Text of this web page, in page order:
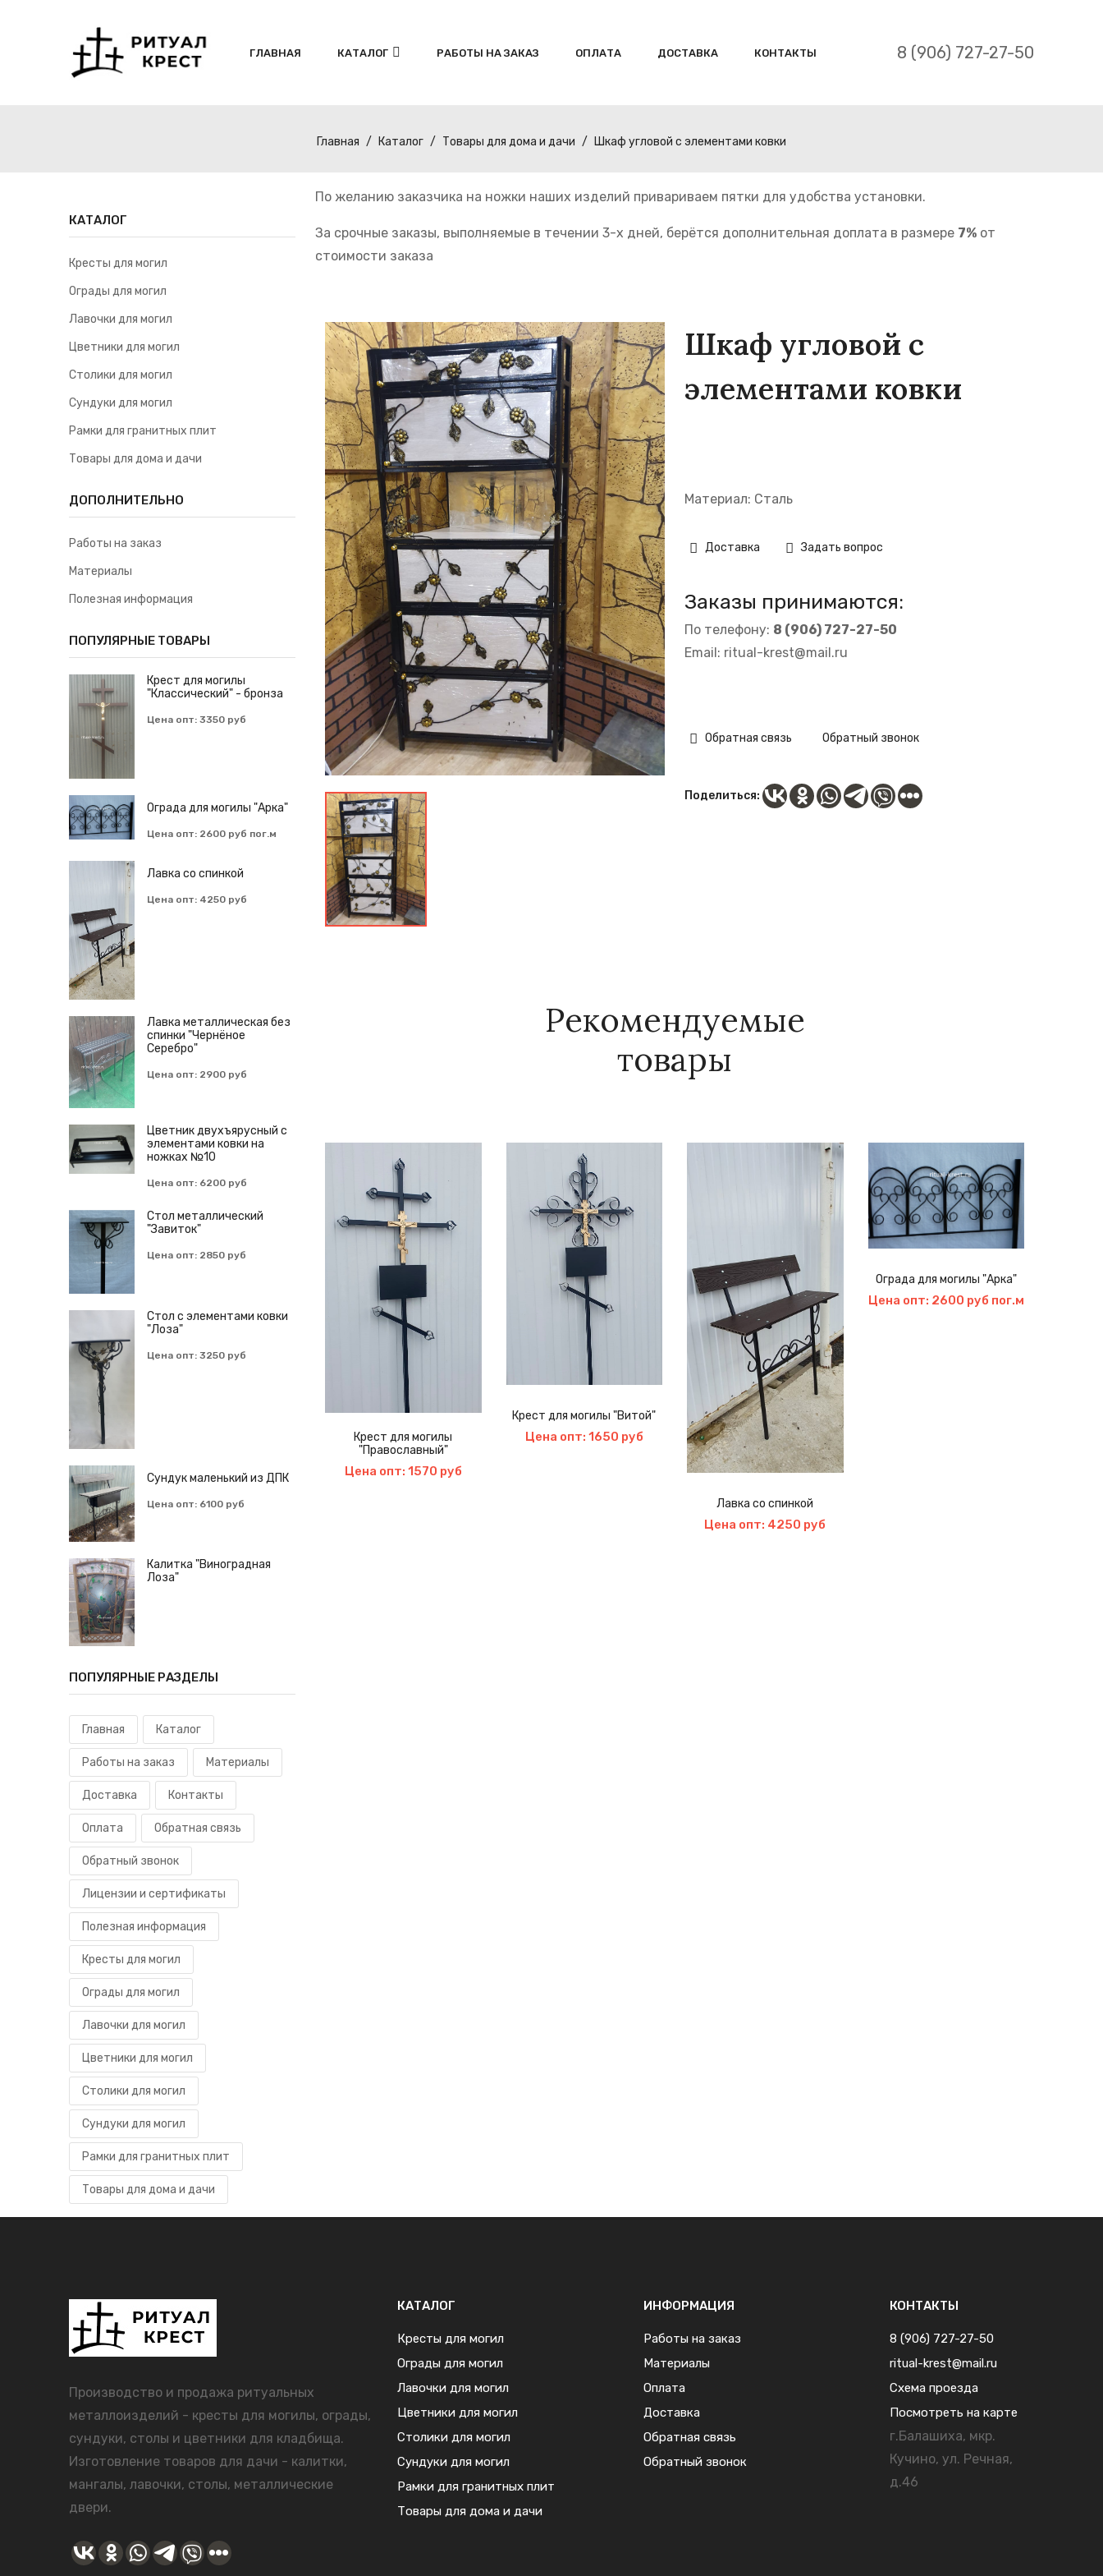
ГЛАВНАЯ КАТАЛОГ РАБОТЫ НА ЗАКАЗ ОПЛАТА ДОСТАВКА КОНТАКТЫ 8 (906) 727-27-50
Главная Каталог Товары для дома и дачи Шкаф угловой с элементами ковки
По желанию заказчика на ножки наших изделий привариваем пятки для удобства установки.
За срочные заказы, выполняемые в течении 3-х дней, берётся дополнительная доплата в размере 7% от
стоимости заказа
Шкаф угловой с
элементами ковки
Материал: Сталь
Доставка Задать вопрос
Заказы принимаются:
По телефону: 8 (906) 727-27-50
Email: ritual-krest@mail.ru
Обратная связь Обратный звонок
Поделиться:
Рекомендуемые
товары
"Виноградная
Набор для дачной беседки
(Стол + 2 лавки)
Крест для могилы
"Православный"
Цена опт: 1570 руб
Крест для могилы "Витой"
Цена опт: 1650 руб
Лавка со спинкой
Цена опт: 4250 руб
Ограда для могилы "Арка"
Цена опт: 2600 руб пог.м
КАТАЛОГ
Кресты для могил
Ограды для могил
Лавочки для могил
Цветники для могил
Столики для могил
Сундуки для могил
Рамки для гранитных плит
Товары для дома и дачи
ДОПОЛНИТЕЛЬНО
Работы на заказ
Материалы
Полезная информация
ПОПУЛЯРНЫЕ ТОВАРЫ
Крест для могилы
"Классический" - бронза
Цена опт: 3350 руб
Ограда для могилы "Арка"
Цена опт: 2600 руб пог.м
Лавка со спинкой
Цена опт: 4250 руб
Лавка металлическая без
спинки "Чернёное
Серебро"
Цена опт: 2900 руб
Цветник двухъярусный с
элементами ковки на
ножках №10
Цена опт: 6200 руб
Cтол металлический
"Завиток"
Цена опт: 2850 руб
Стол с элементами ковки
"Лоза"
Цена опт: 3250 руб
Сундук маленький из ДПК
Цена опт: 6100 руб
Калитка "Виноградная
Лоза"
ПОПУЛЯРНЫЕ РАЗДЕЛЫ
Главная Каталог
Работы на заказ Материалы
Доставка Контакты
Оплата Обратная связь
Обратный звонок
Лицензии и сертификаты
Полезная информация
Кресты для могил
Ограды для могил
Лавочки для могил
Цветники для могил
Столики для могил
Сундуки для могил
Рамки для гранитных плит
Товары для дома и дачи
Производство и продажа ритуальных
металлоизделий - кресты для могилы, ограды,
сундуки, столы и цветники для кладбища.
Изготовление товаров для дачи - калитки,
мангалы, лавочки, столы, металлические
двери.
КАТАЛОГ
Кресты для могил
Ограды для могил
Лавочки для могил
Цветники для могил
Столики для могил
Сундуки для могил
Рамки для гранитных плит
Товары для дома и дачи
ИНФОРМАЦИЯ
Работы на заказ
Материалы
Оплата
Доставка
Обратная связь
Обратный звонок
КОНТАКТЫ
8 (906) 727-27-50
ritual-krest@mail.ru
Схема проезда
Посмотреть на карте
г.Балашиха, мкр.
Кучино, ул. Речная,
д.46